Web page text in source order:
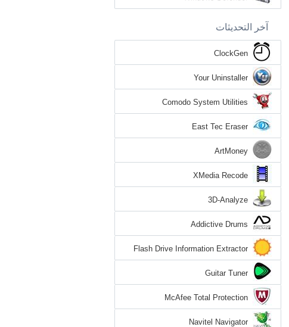
آخر التحديثات
ClockGen
Your Uninstaller
Comodo System Utilities
East Tec Eraser
ArtMoney
XMedia Recode
3D-Analyze
Addictive Drums
Flash Drive Information Extractor
Guitar Tuner
McAfee Total Protection
Navitel Navigator